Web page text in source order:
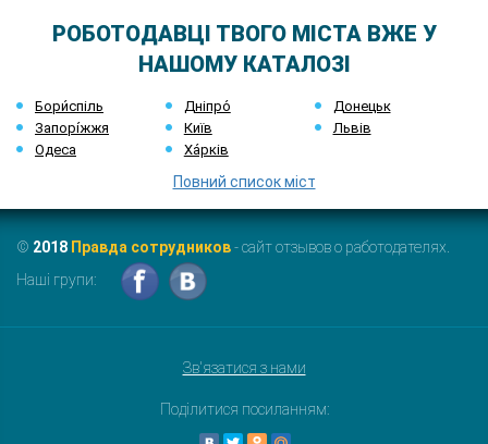
РОБОТОДАВЦІ ТВОГО МІСТА ВЖЕ У
НАШОМУ КАТАЛОЗІ
Бори́спіль Дніпро́
Донецьк
Запорі́жжя
Київ
Львів
Одеса
Ха́рків
Повний список міст
© 2018 Правда сотрудников- сайт отзывов о работодателях.
Наші групи:
Зв'язатися з нами
Поділитися посиланням: